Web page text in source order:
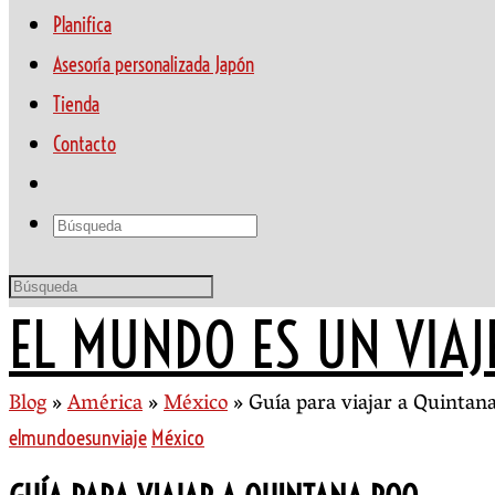
Planifica
Asesoría personalizada Japón
Tienda
Contacto
EL MUNDO ES UN
Blog»América»México»Guía para viajar a
elmundoesunviaje México